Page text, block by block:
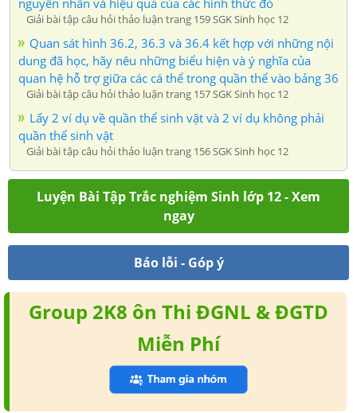
Giải bài tập câu hỏi thảo luận trang 159 SGK Sinh học 12
Quan sát hình 36.2, 36.3 và 36.4 kết hợp với những nội
dung đã học, hãy nêu những biểu hiện và ý nghĩa của
quan hệ hỗ trợ giữa các cá thể trong quần thể vào bảng 36
Giải bài tập câu hỏi thảo luận trang 157 SGK Sinh học 12
Lấy 2 ví dụ về quần thể sinh vật và 2 ví dụ không phải
quần thể sinh vật
Giải bài tập câu hỏi thảo luận trang 156 SGK Sinh học 12
Luyện Bài Tập Trắc nghiệm Sinh lớp 12 - Xem
ngay
Báo lỗi - Góp ý
Group 2K8 ôn Thi ĐGNL & ĐGTD
Miễn Phí